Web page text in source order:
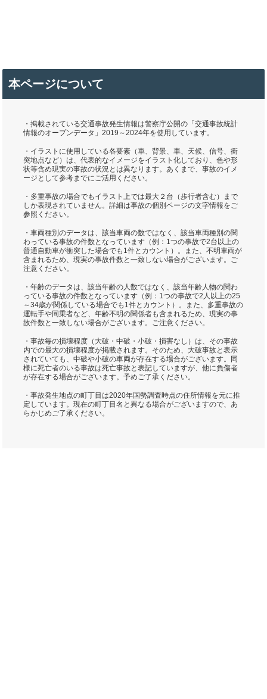
本ページについて
・掲載されている交通事故発生情報は警察庁公開の「交通事故統計
情報のオープンデータ」2019～2024年を使用しています。
・イラストに使用している各要素（車、背景、車、天候、信号、衝
突地点など）は、代表的なイメージをイラスト化しており、色や形
状等含め現実の事故の状況とは異なります。あくまで、事故のイメ
ージとして参考までにご活用ください。
・多重事故の場合でもイラスト上では最大２台（歩行者含む）まで
しか表現されていません。詳細は事故の個別ページの文字情報をご
参照ください。
・車両種別のデータは、該当車両の数ではなく、該当車両種別の関
わっている事故の件数となっています（例：1つの事故で2台以上の
普通自動車が衝突した場合でも1件とカウント）。また、不明車両が
含まれるため、現実の事故件数と一致しない場合がございます。ご
注意ください。
・年齢のデータは、該当年齢の人数ではなく、該当年齢人物の関わ
っている事故の件数となっています（例：1つの事故で2人以上の25
～34歳が関係している場合でも1件とカウント）。また、多重事故の
運転手や同乗者など、年齢不明の関係者も含まれるため、現実の事
故件数と一致しない場合がございます。ご注意ください。
・事故毎の損壊程度（大破・中破・小破・損害なし）は、その事故
内での最大の損壊程度が掲載されます。そのため、大破事故と表示
されていても、中破や小破の車両が存在する場合がございます。同
様に死亡者のいる事故は死亡事故と表記していますが、他に負傷者
が存在する場合がございます。予めご了承ください。
・事故発生地点の町丁目は2020年国勢調査時点の住所情報を元に推
定しています。現在の町丁目名と異なる場合がございますので、あ
らかじめご了承ください。